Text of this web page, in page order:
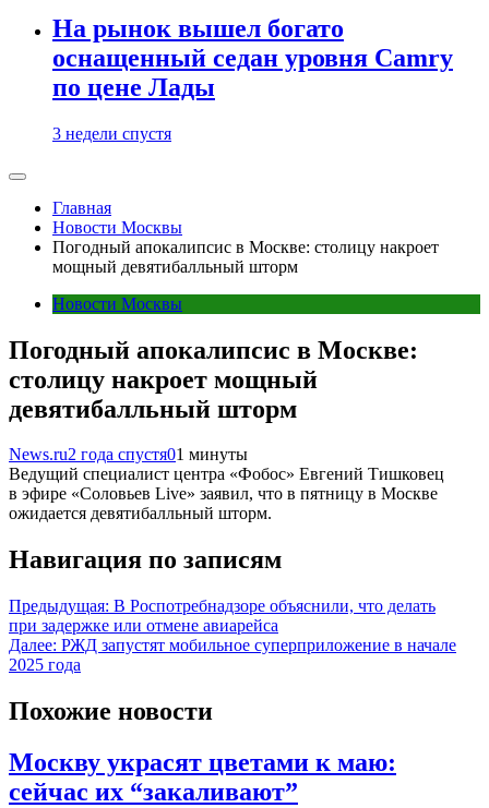
На рынок вышел богато
оснащенный седан уровня Camry
по цене Лады
3 недели спустя
Главная
Новости Москвы
Погодный апокалипсис в Москве: столицу накроет
мощный девятибалльный шторм
Новости Москвы
Погодный апокалипсис в Москве:
столицу накроет мощный
девятибалльный шторм
News.ru2 года спустя01 минуты
Ведущий специалист центра «Фобос» Евгений Тишковец
в эфире «Соловьев Live» заявил, что в пятницу в Москве
ожидается девятибалльный шторм.
Навигация по записям
Предыдущая: В Роспотребнадзоре объяснили, что делать
при задержке или отмене авиарейса
Далее: РЖД запустят мобильное суперприложение в начале
2025 года
Похожие новости
Москву украсят цветами к маю:
сейчас их “закаливают”